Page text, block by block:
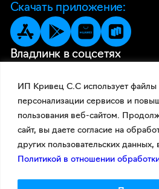
ИП Кривец С.С использует файлы
персонализации сервисов и
пользования веб-сайтом.
сайт, вы даете согласие на
других пользовательских данных,
Политикой в отношении
Скачать приложение:
Владлинк в соцсетях